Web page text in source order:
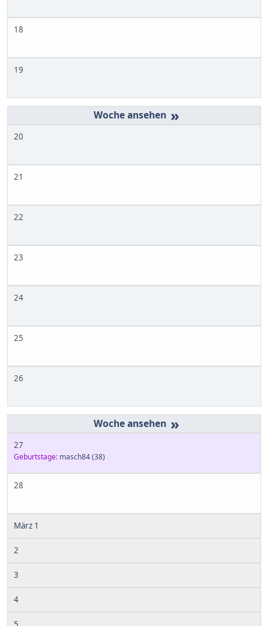
18
19
»
20
21
22
23
24
25
26
»
27
Geburtstage: masch84(38)
28
März 1
2
3
4